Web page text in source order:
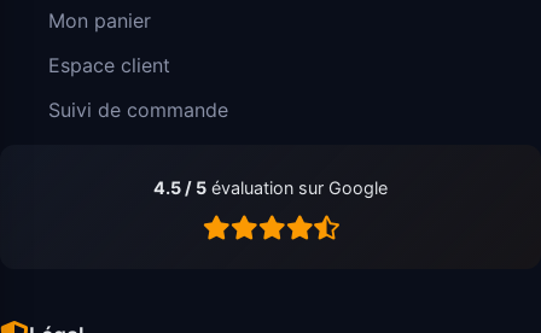
Mon panier
Espace client
Suivi de commande
4.5 / 5 évaluation sur Google